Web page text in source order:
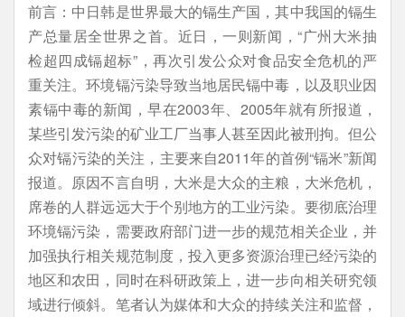
前言：中日韩是世界最大的镉生产国，其中我国的镉生
产总量居全世界之首。近日，一则新闻，“广州大米抽
检超四成镉超标”，再次引发公众对食品安全危机的严
重关注。环境镉污染导致当地居民镉中毒，以及职业因
素镉中毒的新闻，早在2003年、2005年就有所报道，
某些引发污染的矿业工厂当事人甚至因此被刑拘。但公
众对镉污染的关注，主要来自2011年的首例“镉米”新闻
报道。原因不言自明，大米是大众的主粮，大米危机，
席卷的人群远远大于个别地方的工业污染。要彻底治理
环境镉污染，需要政府部门进一步的规范相关企业，并
加强执行相关规范制度，投入更多资源治理已经污染的
地区和农田，同时在科研政策上，进一步向相关研究领
域进行倾斜。笔者认为媒体和大众的持续关注和监督，